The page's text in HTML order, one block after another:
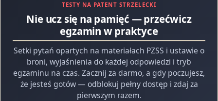
TESTY NA PATENT STRZELECKI
Nie ucz się na pamięć — przećwicz
egzamin w praktyce
Setki pytań opartych na materiałach PZSS i ustawie o
broni, wyjaśnienia do każdej odpowiedzi i tryb
egzaminu na czas. Zacznij za darmo, a gdy poczujesz,
że jesteś gotów — odblokuj pełny dostęp i zdaj za
pierwszym razem.